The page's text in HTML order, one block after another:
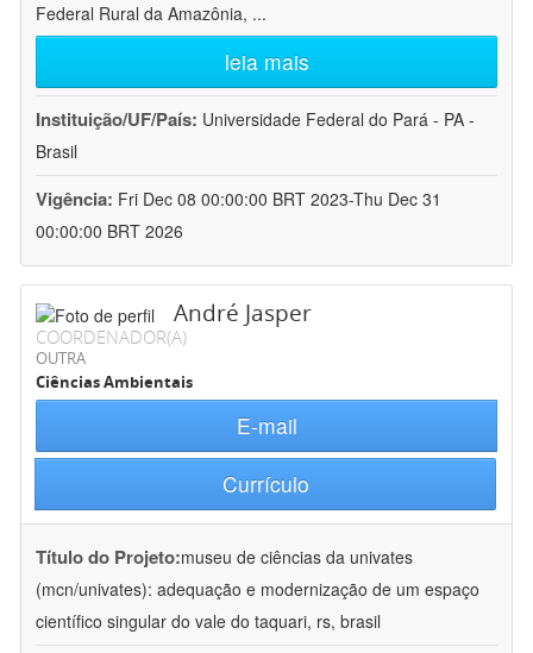
Federal Rural da Amazônia, ...
leia mais
Instituição/UF/País: Universidade Federal do Pará - PA -
Brasil
Vigência: Fri Dec 08 00:00:00 BRT 2023-Thu Dec 31
00:00:00 BRT 2026
André Jasper
COORDENADOR(A)
OUTRA
Ciências Ambientais
E-mail
Currículo
Título do Projeto:museu de ciências da univates
(mcn/univates): adequação e modernização de um espaço
científico singular do vale do taquari, rs, brasil